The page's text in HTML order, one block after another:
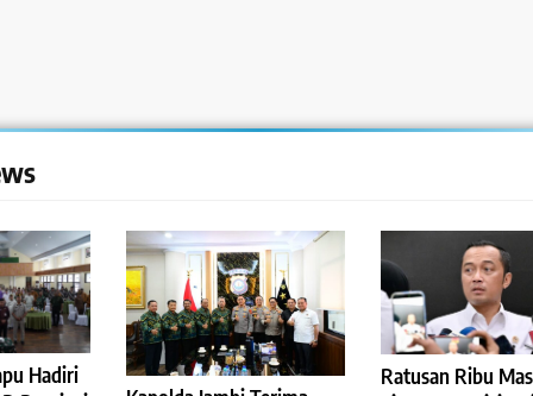
Hadiri
Ratusan Ribu